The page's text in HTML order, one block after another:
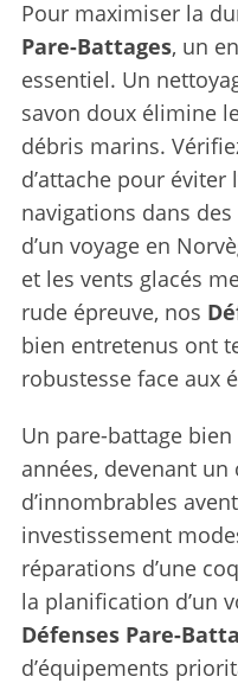
Pour maximiser la
Pare-Battages, un
essentiel. Un
savon doux élimine
débris marins.
d’attache pour éviter
navigations dans
d’un voyage en
et les vents glacés
rude épreuve, nos
bien entretenus ont
robustesse face aux
Un pare-battage
années, devenant
d’innombrables
investissement
réparations d’une
la planification d’un
Défenses Pare-
d’équipements